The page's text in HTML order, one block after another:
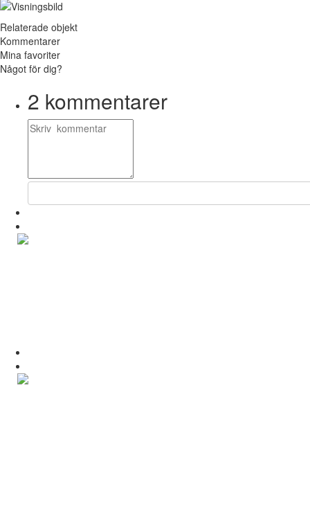
Relaterade objekt
Kommentarer
Mina favoriter
Något för dig?
2 kommentarer